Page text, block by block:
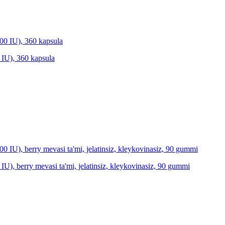
360 kapsula
berry mevasi ta'mi, jelatinsiz, kleykovinasiz, 90 gummi